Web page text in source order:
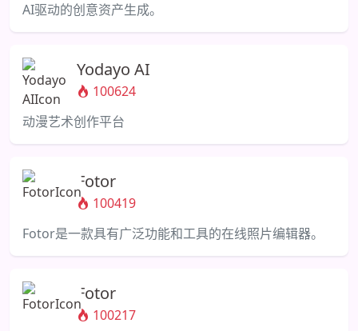
AI驱动的创意资产生成。
Yodayo AI
100624
动漫艺术创作平台
Fotor
100419
Fotor是一款具有广泛功能和工具的在线照片编辑器。
Fotor
100217